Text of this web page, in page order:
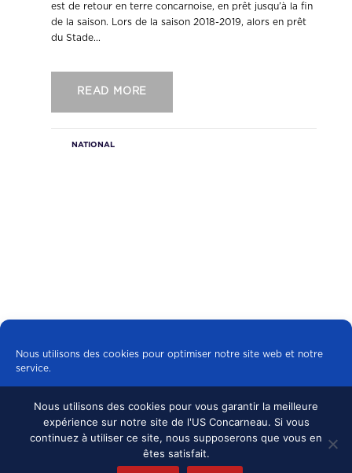
Nous utilisons des cookies pour optimiser notre site web et notre
service.
Tous les cookies
Refuser
est de retour en terre concarnoise, en prêt jusqu’à la fin
de la saison. Lors de la saison 2018-2019, alors en prêt
du Stade...
READ MORE
NATIONAL
© 2024 US CONCARNEAU, TOUS DROITS
RÉSERVÉS. MENTIONS LÉGALES •
CONFIDENTIALITÉ
Nous utilisons des cookies pour vous garantir la meilleure
expérience sur notre site de l'US Concarneau. Si vous
continuez à utiliser ce site, nous supposerons que vous en
êtes satisfait.